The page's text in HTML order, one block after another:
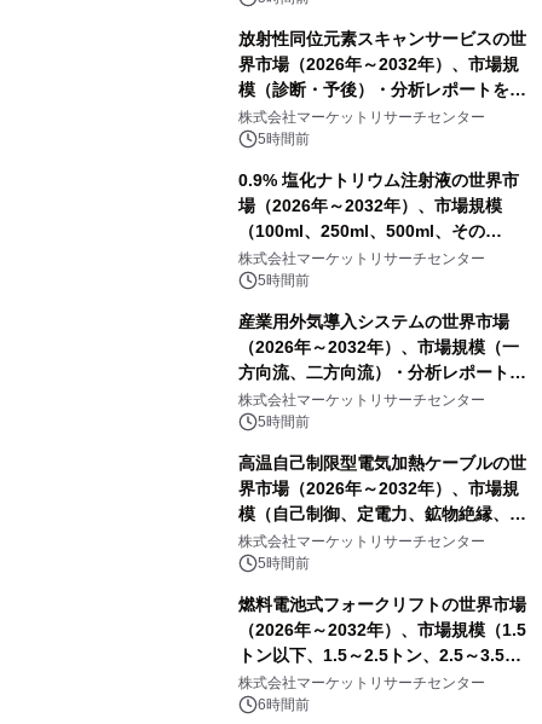
放射性同位元素スキャンサービスの世
界市場（2026年～2032年）、市場規
模（診断・予後）・分析レポートを発
表
株式会社マーケットリサーチセンター
5時間前
0.9% 塩化ナトリウム注射液の世界市
場（2026年～2032年）、市場規模
（100ml、250ml、500ml、その
他）・分析レポートを発表
株式会社マーケットリサーチセンター
5時間前
産業用外気導入システムの世界市場
（2026年～2032年）、市場規模（一
方向流、二方向流）・分析レポートを
発表
株式会社マーケットリサーチセンター
5時間前
高温自己制限型電気加熱ケーブルの世
界市場（2026年～2032年）、市場規
模（自己制御、定電力、鉱物絶縁、表
皮効果）・分析レポートを発表
株式会社マーケットリサーチセンター
5時間前
燃料電池式フォークリフトの世界市場
（2026年～2032年）、市場規模（1.5
トン以下、1.5～2.5トン、2.5～3.5ト
ン、3.5～5.0トン、その他）・分析レ
ポートを発表
株式会社マーケットリサーチセンター
6時間前